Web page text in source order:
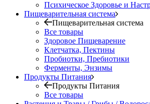
Психическое Здоровье и
Пищеварительная система
Пищеварительная система
Все товары
Здоровое Пищеварение
Клетчатка, Пектины
Пробиотки, Пребиотики
Ферменты, Энзимы
Продукты Питания
Продукты Питания
Все товары